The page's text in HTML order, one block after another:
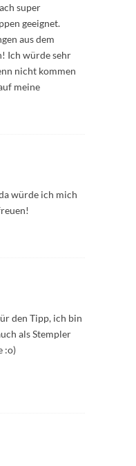
super
geeignet.
aus dem
Ich würde sehr
nicht kommen
meine
würde ich mich
den Tipp, ich bin
als Stempler
:o)